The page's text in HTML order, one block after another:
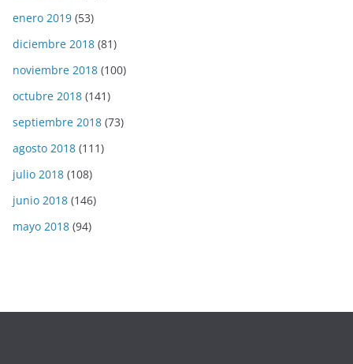
enero 2019 (53)
diciembre 2018 (81)
noviembre 2018 (100)
octubre 2018 (141)
septiembre 2018 (73)
agosto 2018 (111)
julio 2018 (108)
junio 2018 (146)
mayo 2018 (94)